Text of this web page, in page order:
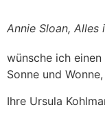
Annie Sloan, Alles
wünsche ich
Sonne und Wonne,
Ihre Ursula